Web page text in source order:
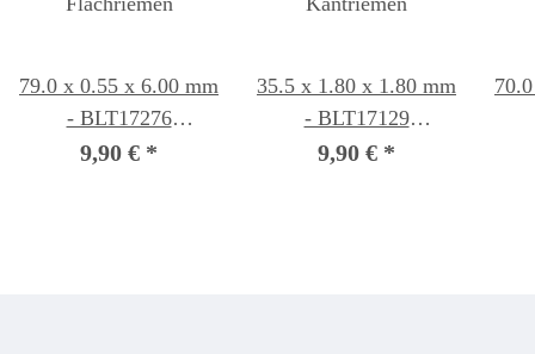
79.0 x 0.55 x 6.00 mm
- BLT17276
Flachriemen
9,90 € *
35.5 x 1.80 x 1.80 mm
- BLT17129
Kantriemen
9,90 € *